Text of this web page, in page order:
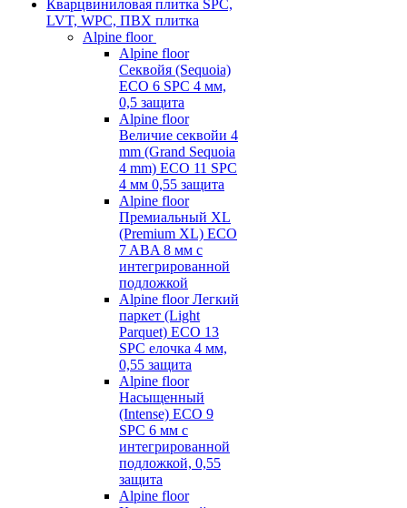
Кварцвиниловая плитка SPC,
LVT, WPC, ПВХ плитка
Alpine floor
Alpine floor
Секвойя (Sequoia)
ECO 6 SPC 4 мм,
0,5 защита
Alpine floor
Величие секвойи 4
mm (Grand Sequoia
4 mm) ECO 11 SPC
4 мм 0,55 защита
Alpine floor
Премиальный XL
(Premium XL) ECO
7 ABA 8 мм с
интегрированной
подложкой
Alpine floor Легкий
паркет (Light
Parquet) ECO 13
SPC елочка 4 мм,
0,55 защита
Alpine floor
Насыщенный
(Intense) ECO 9
SPC 6 мм с
интегрированной
подложкой, 0,55
защита
Alpine floor